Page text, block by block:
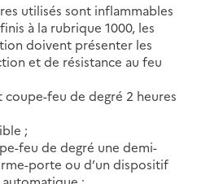
utilisés sont inflammables
à la rubrique 1000, les
doivent présenter les
et de résistance au feu
coupe-feu de degré 2 heures
;
feu de degré une demi-
porte ou d’un dispositif